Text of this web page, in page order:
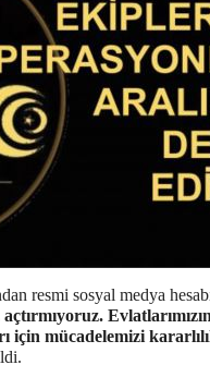
resmi sosyal medya
için mücadelemizi